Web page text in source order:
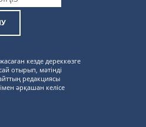
кезде дереккөзге
отырып, мәтінді
редакциясы
әрқашан келісе